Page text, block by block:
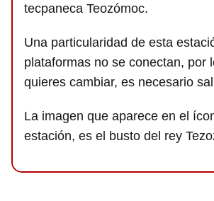
tecpaneca Teozómoc.
Una particularidad de esta
plataformas no se conectan, por
quieres cambiar, es necesario
La imagen que aparece en el
estación, es el busto del rey